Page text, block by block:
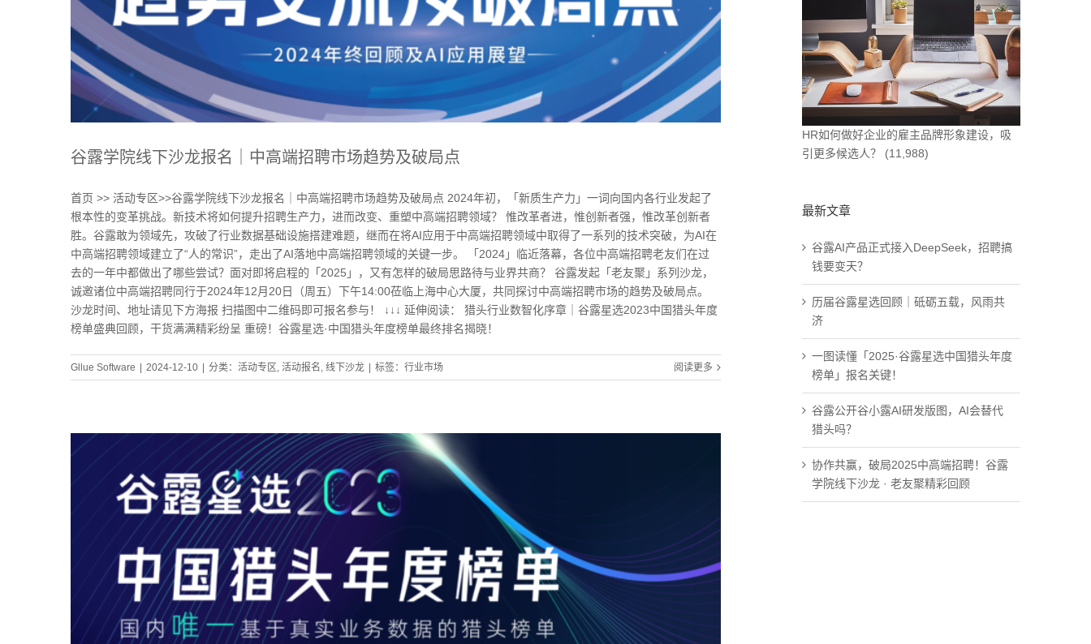
谷露学院线下沙龙报名｜中高端招聘市场趋势及破局点
首页 >> 活动专区>>谷露学院线下沙龙报名｜中高端招聘市场趋势及破局点 2024年初，「新质生产力」一词向国内各行业发起了
根本性的变革挑战。新技术将如何提升招聘生产力，进而改变、重塑中高端招聘领域？ 惟改革者进，惟创新者强，惟改革创新者
胜。谷露敢为领域先，攻破了行业数据基础设施搭建难题，继而在将AI应用于中高端招聘领域中取得了一系列的技术突破，为AI在
中高端招聘领域建立了“人的常识”，走出了AI落地中高端招聘领域的关键一步。 「2024」临近落幕，各位中高端招聘老友们在过
去的一年中都做出了哪些尝试？面对即将启程的「2025」，又有怎样的破局思路待与业界共商？ 谷露发起「老友聚」系列沙龙，
诚邀诸位中高端招聘同行于2024年12月20日（周五）下午14:00莅临上海中心大厦，共同探讨中高端招聘市场的趋势及破局点。
沙龙时间、地址请见下方海报 扫描图中二维码即可报名参与！ ↓↓↓ 延伸阅读： 猎头行业数智化序章｜谷露星选2023中国猎头年度
榜单盛典回顾，干货满满精彩纷呈 重磅！谷露星选·中国猎头年度榜单最终排名揭晓！
Gllue Software 2024-12-10 分类： 活动专区 , 活动报名, 线下沙龙 标签： 行业市场 阅读更多
HR如何做好企业的雇主品牌形象建设，吸
引更多候选人？
(11,988)
最新文章
谷露AI产品正式接入DeepSeek，招聘搞
钱要变天？
历届谷露星选回顾｜砥砺五载，风雨共
济
一图读懂「2025·谷露星选中国猎头年度
榜单」报名关键！
谷露公开谷小露AI研发版图，AI会替代
猎头吗？
协作共赢，破局2025中高端招聘！谷露
学院线下沙龙 · 老友聚精彩回顾